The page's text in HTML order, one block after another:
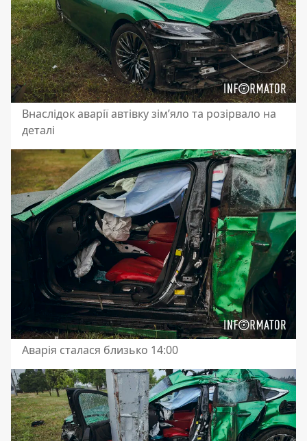
Внаслідок аварії автівку зімʼяло та розірвало на
деталі
Аварія сталася близько 14:00